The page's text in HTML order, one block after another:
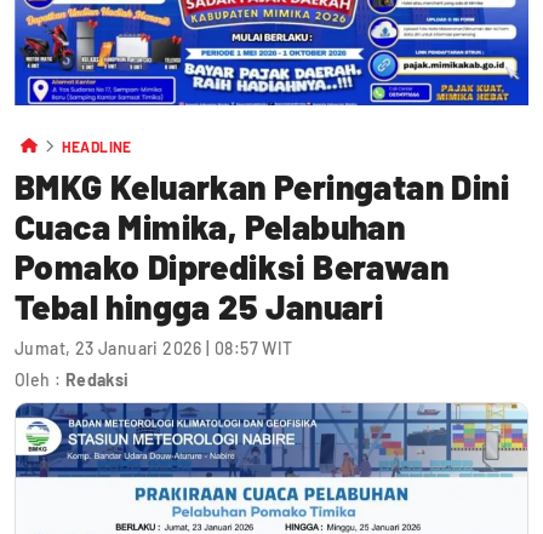
HEADLINE
BMKG Keluarkan Peringatan Dini
Cuaca Mimika, Pelabuhan
Pomako Diprediksi Berawan
Tebal hingga 25 Januari
Jumat, 23 Januari 2026 | 08:57 WIT
Oleh : Redaksi